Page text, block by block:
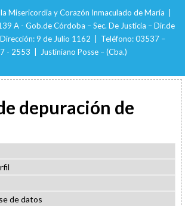
Misericordia y Corazón Inmaculado de María |
A - Gob.de Córdoba – Sec. De Justicia – Dir.de
9 de Julio 1162 | Teléfono: 03537 –
- 2553 | Justiniano Posse – (Cba.)
depuración de
de datos